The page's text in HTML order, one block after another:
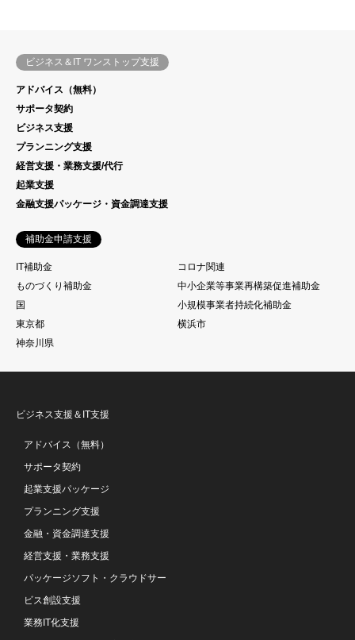
ビジネス＆IT ワンストップ支援
アドバイス（無料）
サポータ契約
ビジネス支援
プランニング支援
経営支援・業務支援/代行
起業支援
金融支援パッケージ・資金調達支援
補助金申請支援
IT補助金
コロナ関連
ものづくり補助金
中小企業等事業再構築促進補助金
国
小規模事業者持続化補助金
東京都
横浜市
神奈川県
ビジネス支援＆IT支援
アドバイス（無料）
サポータ契約
起業支援パッケージ
プランニング支援
金融・資金調達支援
経営支援・業務支援
パッケージソフト・クラウドサー
ビス創設支援
業務IT化支援